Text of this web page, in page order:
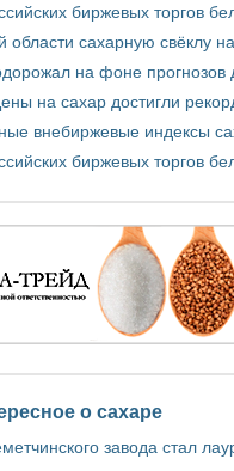
биржевых торгов
области сахарную свёклу
на фоне прогнозов
на сахар достигли
внебиржевые индексы
биржевых торгов
о сахаре
завода стал